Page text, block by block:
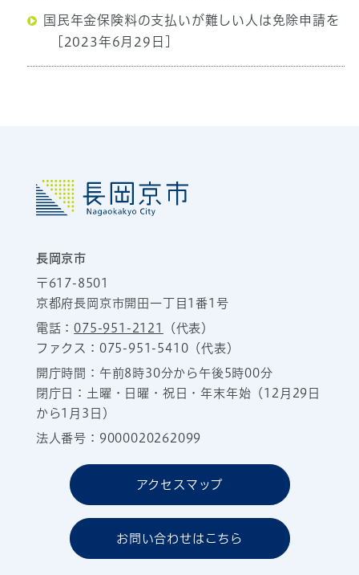
国民年金保険料の支払いが難しい人は免除申請を
[2023年6月29日]
長岡京市
〒617-8501
京都府長岡京市開田一丁目1番1号
電話：075-951-2121
（代表）
ファクス：075-951-5410（代表）
開庁時間：午前8時30分から午後5時00分
閉庁日：土曜・日曜・祝日・年末年始（12月29日
から1月3日）
法人番号：9000020262099
アクセスマップ
お問い合わせはこちら